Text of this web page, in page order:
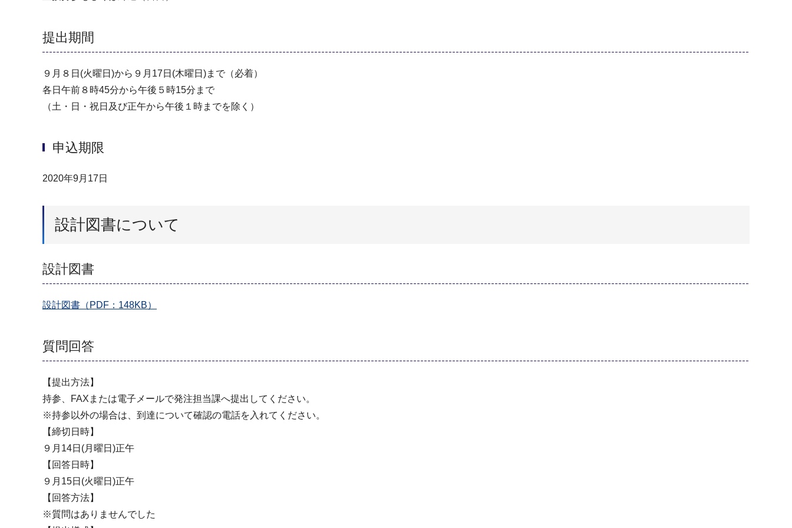
提出期間
９月８日(火曜日)から９月17日(木曜日)まで（必着）
各日午前８時45分から午後５時15分まで
（土・日・祝日及び正午から午後１時までを除く）
申込期限
2020年9月17日
設計図書について
設計図書
設計図書（PDF：148KB）
質問回答
【提出方法】
持参、FAXまたは電子メールで発注担当課へ提出してください。
※持参以外の場合は、到達について確認の電話を入れてください。
【締切日時】
９月14日(月曜日)正午
【回答日時】
９月15日(火曜日)正午
【回答方法】
※質問はありませんでした